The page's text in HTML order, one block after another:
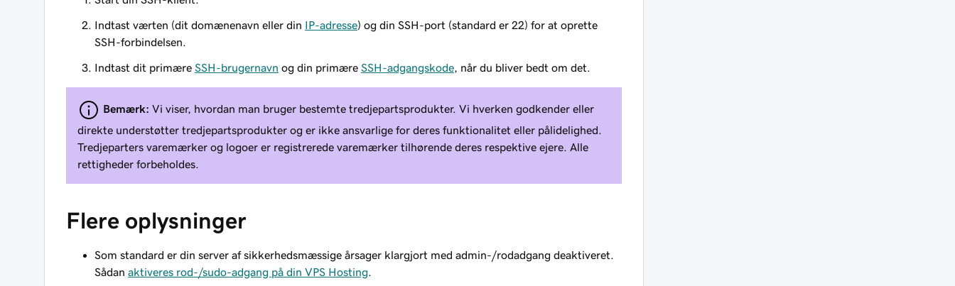
Indtast værten (dit domænenavn eller din IP-adresse) og din SSH-port (standard er 22) for at oprette
SSH-forbindelsen.
Indtast dit primære SSH-brugernavn og din primære SSH-adgangskode , når du bliver bedt om det.
Bemærk: Vi viser, hvordan man bruger bestemte tredjepartsprodukter. Vi hverken godkender eller
direkte understøtter tredjepartsprodukter og er ikke ansvarlige for deres funktionalitet eller pålidelighed.
Tredjeparters varemærker og logoer er registrerede varemærker tilhørende deres respektive ejere. Alle
rettigheder forbeholdes.
Flere oplysninger
Som standard er din server af sikkerhedsmæssige årsager klargjort med admin-/rodadgang deaktiveret.
Sådan aktiveres rod-/sudo-adgang på din VPS Hosting